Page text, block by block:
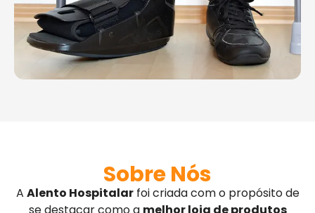
Sobre Nós
A Alento Hospitalarfoi criada com o propósito de